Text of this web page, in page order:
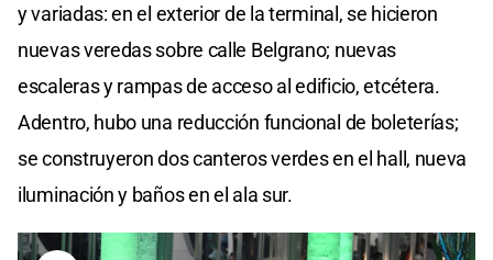
y variadas: en el exterior de la terminal, se hicieron
nuevas veredas sobre calle Belgrano; nuevas
escaleras y rampas de acceso al edificio, etcétera.
Adentro, hubo una reducción funcional de boleterías;
se construyeron dos canteros verdes en el hall, nueva
iluminación y baños en el ala sur.